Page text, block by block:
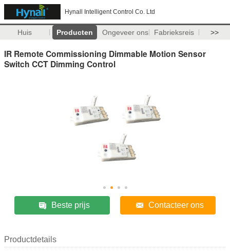
Hynall Intelligent Control Co. Ltd
Huis Producten Ongeveer ons Fabrieksreis >>
IR Remote Commissioning Dimmable Motion Sensor
Switch CCT Dimming Control
Beste prijs Contacteer ons
Productdetails